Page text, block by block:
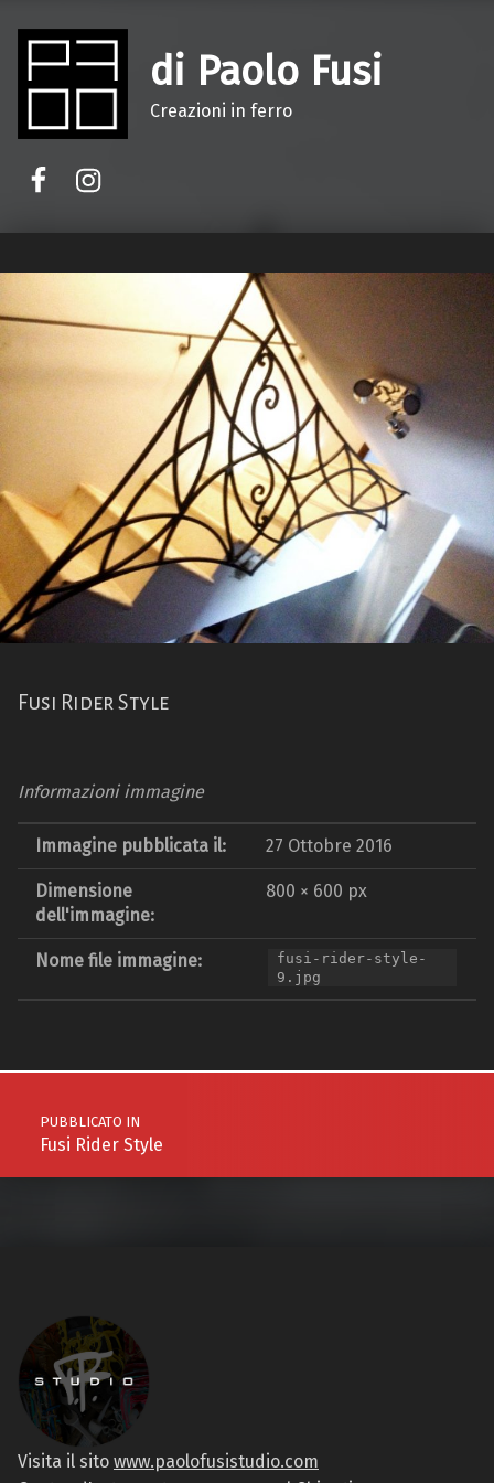
di Paolo Fusi
Creazioni in ferro
Fusi Rider Style
Informazioni immagine
Immagine pubblicata il: 27 Ottobre 2016
Dimensione
dell'immagine:
800 × 600 px
Nome file immagine:
fusi-rider-style-
9.jpg
Navigazione articoli
PUBBLICATO IN
Fusi Rider Style
Visita il sito www.paolofusistudio.com